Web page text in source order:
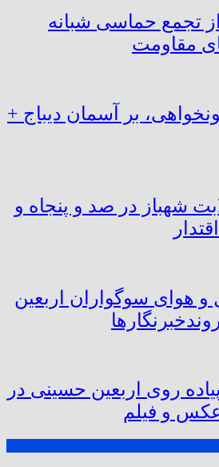
تجمع حماسی شبانه
مقاومت
بر آسمان دیباج +
شهباز در صد و پنجاه و
هوای سوگواران اربعین
روی اربعین حسینی در
و فیلم